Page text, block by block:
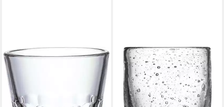
LA ROCHERE
Glas Saftbecher "Verres
Périgord" 230 ml - 6er Set, 1-
tlg.
38,65 €
LA ROCHERE
Glas Trinkglas La Rochère
»Craft«, uni.
39,00 €
lieferbar - in 2-3 Werktagen bei dir